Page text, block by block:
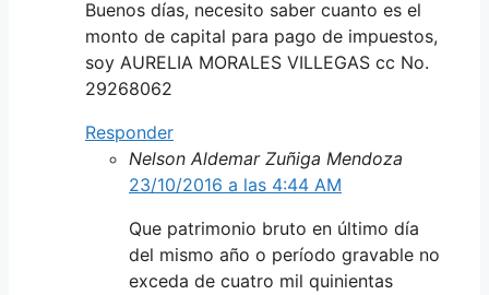
Buenos días, necesito saber cuanto es el
monto de capital para pago de impuestos,
soy AURELIA MORALES VILLEGAS cc No.
29268062
Responder
Nelson Aldemar Zuñiga Mendoza
23/10/2016 a las 4:44 AM
Que patrimonio bruto en último día
del mismo año o período gravable no
exceda de cuatro mil quinientas